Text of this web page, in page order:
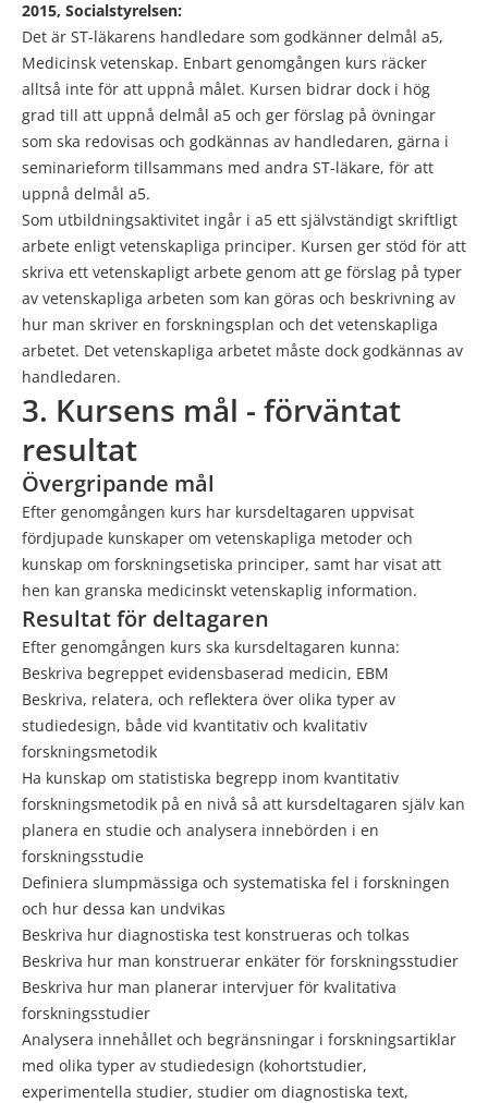
2015, Socialstyrelsen:
Det är ST-läkarens handledare som godkänner delmål a5,
Medicinsk vetenskap. Enbart genomgången kurs räcker
alltså inte för att uppnå målet. Kursen bidrar dock i hög
grad till att uppnå delmål a5 och ger förslag på övningar
som ska redovisas och godkännas av handledaren, gärna i
seminarieform tillsammans med andra ST-läkare, för att
uppnå delmål a5.
Som utbildningsaktivitet ingår i a5 ett självständigt skriftligt
arbete enligt vetenskapliga principer. Kursen ger stöd för att
skriva ett vetenskapligt arbete genom att ge förslag på typer
av vetenskapliga arbeten som kan göras och beskrivning av
hur man skriver en forskningsplan och det vetenskapliga
arbetet. Det vetenskapliga arbetet måste dock godkännas av
handledaren.
3. Kursens mål - förväntat
resultat
Övergripande mål
Efter genomgången kurs har kursdeltagaren uppvisat
fördjupade kunskaper om vetenskapliga metoder och
kunskap om forskningsetiska principer, samt har visat att
hen kan granska medicinskt vetenskaplig information.
Resultat för deltagaren
Efter genomgången kurs ska kursdeltagaren kunna:
Beskriva begreppet evidensbaserad medicin, EBM
Beskriva, relatera, och reflektera över olika typer av
studiedesign, både vid kvantitativ och kvalitativ
forskningsmetodik
Ha kunskap om statistiska begrepp inom kvantitativ
forskningsmetodik på en nivå så att kursdeltagaren själv kan
planera en studie och analysera innebörden i en
forskningsstudie
Definiera slumpmässiga och systematiska fel i forskningen
och hur dessa kan undvikas
Beskriva hur diagnostiska test konstrueras och tolkas
Beskriva hur man konstruerar enkäter för forskningsstudier
Beskriva hur man planerar intervjuer för kvalitativa
forskningsstudier
Analysera innehållet och begränsningar i forskningsartiklar
med olika typer av studiedesign (kohortstudier,
experimentella studier, studier om diagnostiska text,